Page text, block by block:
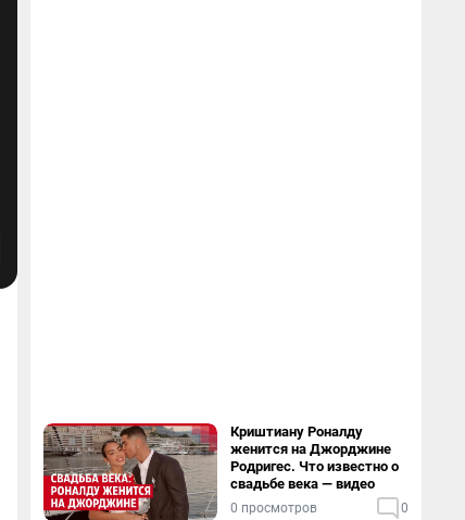
Криштиану Роналду
женится на Джорджине
Родригес. Что известно о
свадьбе века — видео
0 просмотров 0